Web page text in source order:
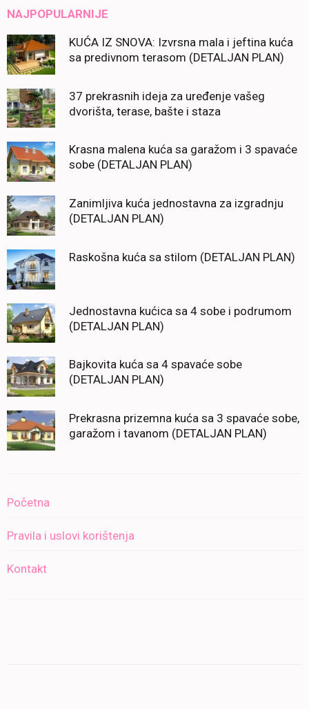
NAJPOPULARNIJE
KUĆA IZ SNOVA: Izvrsna mala i jeftina kuća
sa predivnom terasom (DETALJAN PLAN)
37 prekrasnih ideja za uređenje vašeg
dvorišta, terase, bašte i staza
Krasna malena kuća sa garažom i 3 spavaće
sobe (DETALJAN PLAN)
Zanimljiva kuća jednostavna za izgradnju
(DETALJAN PLAN)
Raskošna kuća sa stilom (DETALJAN PLAN)
Jednostavna kućica sa 4 sobe i podrumom
(DETALJAN PLAN)
Bajkovita kuća sa 4 spavaće sobe
(DETALJAN PLAN)
Prekrasna prizemna kuća sa 3 spavaće sobe,
garažom i tavanom (DETALJAN PLAN)
Početna
Pravila i uslovi korištenja
Kontakt